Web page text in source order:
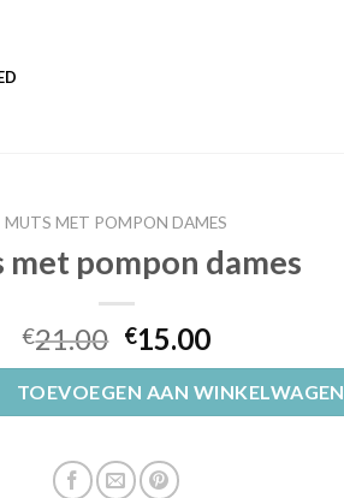
MUTS MET POMPON DAMES
met pompon dames
€21.00 €15.00
TOEVOEGEN AAN WINKELWAGEN